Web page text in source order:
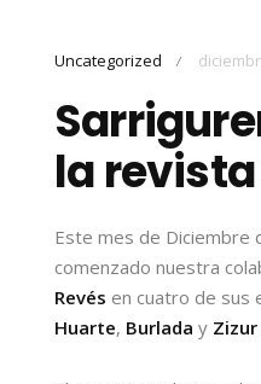
Uncategorized /
la revista
Este mes de Diciembre
comenzado nuestra
Revés en cuatro de sus
Huarte, Burlada y